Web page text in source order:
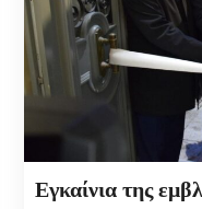
Εγκαίνια της